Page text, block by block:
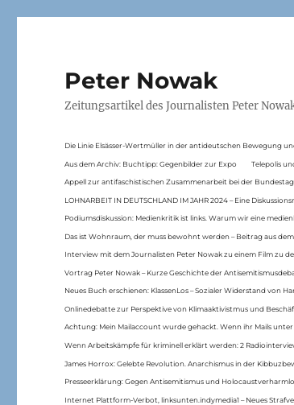
Peter Nowak
Zeitungsartikel des Journalisten Peter
Die Linie Elsässer-Wertmüller in der antideutschen Bewegung
Aus dem Archiv: Buchtipp: Gegenbilder zur Expo Telepolis
Appell zur antifaschistischen Zusammenarbeit bei der
LOHNARBEIT IN DEUTSCHLAND IM JAHR 2024 – Eine
Podiumsdiskussion: Medienkritik ist links. Warum wir eine
Das ist Wohnraum, der muss bewohnt werden – Beitrag aus
Interview mit dem Journalisten Peter Nowak zu einem Film zu
Vortrag Peter Nowak – Kurze Geschichte der
Neues Buch erschienen: KlassenLos – Sozialer Widerstand von
Onlinedebatte zur Perspektive von Klimaaktivistmus und
Achtung: Mein Mailaccount wurde gehackt. Wenn ihr Mails
Wenn Arbeitskämpfe für kriminell erklärt werden: 2
James Horrox: Gelebte Revolution. Anarchismus in der
Presseerklärung: Gegen Antisemitismus und
Internet Plattform-Verbot, linksunten.indymedia1 – Neues